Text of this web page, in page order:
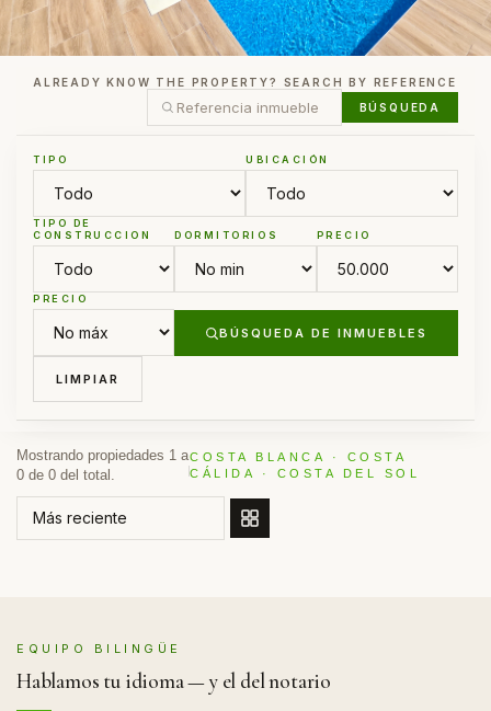
ALREADY KNOW THE PROPERTY? SEARCH BY REFERENCE
BÚSQUEDA
TIPO UBICACIÓN
TIPO DE
CONSTRUCCION
DORMITORIOS PRECIO
PRECIO
BÚSQUEDA DE INMUEBLES
LIMPIAR
Mostrando propiedades 1 a
0 de 0 del total.
COSTA BLANCA · COSTA
CÁLIDA · COSTA DEL SOL
ORDENAR POR
EQUIPO BILINGÜE
Hablamos tu idioma — y el del notario